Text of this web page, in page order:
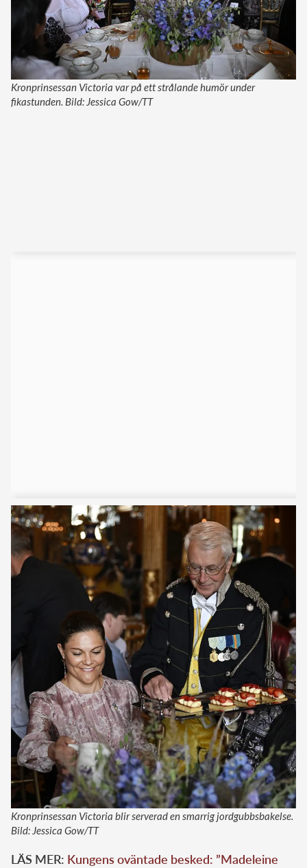
Kronprinsessan Victoria var på ett strålande humör under
fikastunden. Bild: Jessica Gow/TT
Kronprinsessan Victoria blir serverad en smarrig jordgubbsbakelse.
Bild: Jessica Gow/TT
LÄS MER: Kungens oväntade besked: ”Madeleine